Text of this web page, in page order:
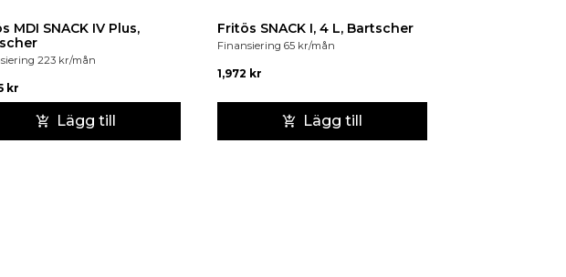
MDI SNACK IV Plus,
223 kr/mån
kr
Lägg till
Fritös SNACK I, 4 L, Bartscher
Finansiering 65 kr/mån
1,972 kr
Lägg till